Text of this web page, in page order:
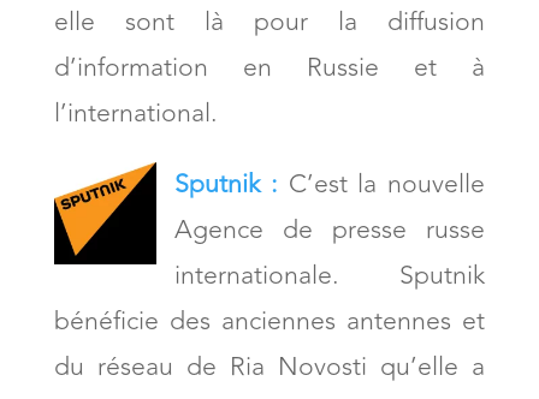
elle sont là pour la diffusion
d’information en Russie et à
l’international.
Sputnik : C’est la nouvelle
Agence de presse russe
internationale. Sputnik
bénéficie des anciennes antennes et
du réseau de Ria Novosti qu’elle a